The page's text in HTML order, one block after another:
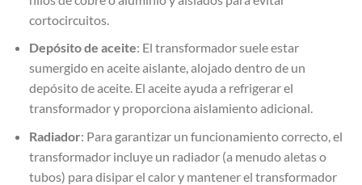
cortocircuitos.
Depósito de aceite: El transformador suele estar
sumergido en aceite aislante, alojado dentro de un
depósito de aceite. El aceite ayuda a refrigerar el
transformador y proporciona aislamiento adicional.
Radiador: Para garantizar un funcionamiento correcto, el
transformador incluye un radiador (a menudo aletas o
tubos) para disipar el calor y mantener el transformador